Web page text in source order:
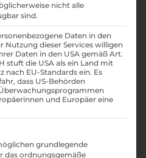
Burkhard und Julian
sind wir ein
15 Mitarbeiter:innen.
auf ihrem
liebe Kund:innen,
jederzeit
die Menschen kennen,
Sichtbarkeit und Ihr
Tag mit Erfahrung,
Einsatz
nicht alle
sind.
Daten in den
Nutzung dieser Services willigen
Daten in den USA gemäß Art.
stuft die USA als ein Land mit
nach EU-Standards ein. Es
dass US-Behörden
und Europäer eine
Service-Gruppen, für die
grundlegende
das ordnungsgemäße